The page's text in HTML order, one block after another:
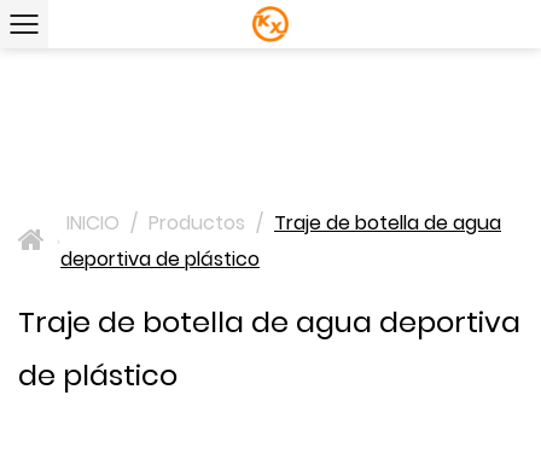
>
INICIO / Productos / Traje de botella de agua
deportiva de plástico
Traje de botella de agua deportiva
de plástico